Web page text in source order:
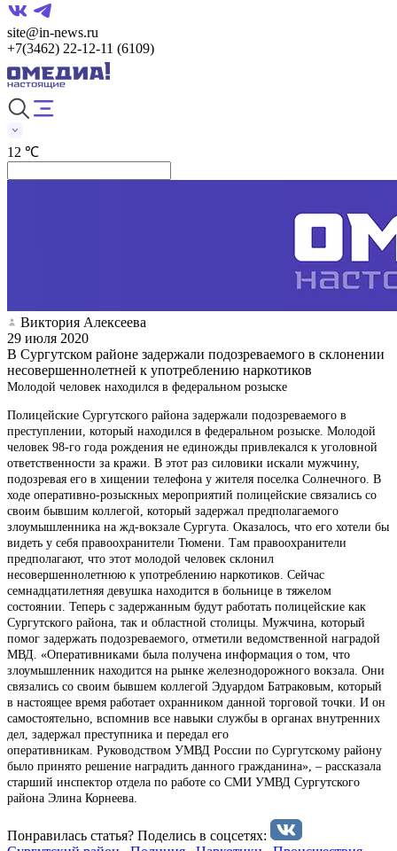
site@in-news.ru
+7(3462) 22-12-11 (6109)
12 ℃
Виктория Алексеева
29 июля 2020
В Сургутском районе задержали подозреваемого в склонении
несовершеннолетней к употреблению наркотиков
Молодой человек находился в федеральном розыске
Полицейские Сургутского района задержали подозреваемого в
преступлении, который находился в федеральном розыске. Молодой
человек 98-го года рождения не единожды привлекался к уголовной
ответственности за кражи. В этот раз силовики искали мужчину,
подозревая его в хищении телефона у жителя поселка Солнечного. В
ходе оперативно-розыскных мероприятий полицейские связались со
своим бывшим коллегой, который задержал предполагаемого
злоумышленника на жд-вокзале Сургута. Оказалось, что его хотели бы
видеть у себя правоохранители Тюмени. Там правоохранители
предполагают, что этот молодой человек склонил
несовершеннолетнюю к употреблению наркотиков. Сейчас
семнадцатилетняя девушка находится в больнице в тяжелом
состоянии. Теперь с задержанным будут работать полицейские как
Сургутского района, так и областной столицы. Мужчина, который
помог задержать подозреваемого, отметили ведомственной наградой
МВД. «Оперативниками была получена информация о том, что
злоумышленник находится на рынке железнодорожного вокзала. Они
связались со своим бывшем коллегой Эдуардом Батраковым, который
в настоящее время работает охранником данной торговой точки. И он
самостоятельно, вспомнив все навыки службы в органах внутренних
дел, задержал преступника и передал его
оперативникам. Руководством УМВД России по Сургутскому району
было принято решение наградить данного гражданина», – рассказала
старший инспектор отдела по работе со СМИ УМВД Сургутского
района Элина Корнеева.
Понравилась статья? Поделиcь в соцсетях: